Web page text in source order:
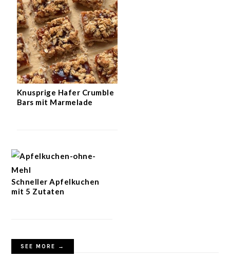
Knusprige Hafer Crumble
Bars mit Marmelade
Schneller Apfelkuchen
mit 5 Zutaten
SEE MORE →